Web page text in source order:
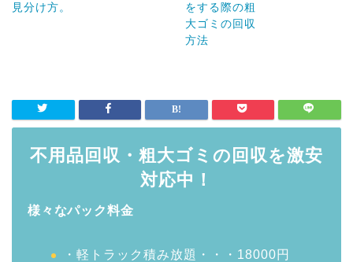
見分け方。
をする際の粗
大ゴミの回収
方法
不用品回収・粗大ゴミの回収を激安
対応中！
様々なパック料金
・軽トラック積み放題・・・18000円